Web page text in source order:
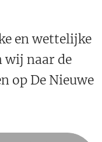
en wettelijke
wij naar de
op De Nieuwe